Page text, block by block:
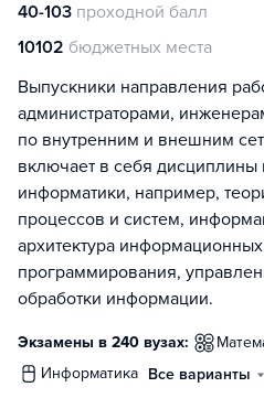
40-103 проходной балл
10102 бюджетных места
Выпускники направления
администраторами,
по внутренним и внешним
включает в себя дисциплины
информатики, например,
процессов и систем,
архитектура
программирования,
обработки информации.
Экзамены в 240 вузах:
информатика Все варианты